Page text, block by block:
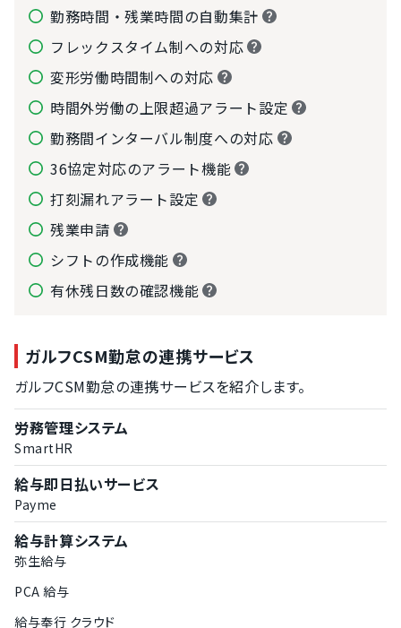
勤務時間・残業時間の自動集計
フレックスタイム制への対応
変形労働時間制への対応
時間外労働の上限超過アラート設定
勤務間インターバル制度への対応
36協定対応のアラート機能
打刻漏れアラート設定
残業申請
シフトの作成機能
有休残日数の確認機能
ガルフCSM勤怠の連携サービス
ガルフCSM勤怠の連携サービスを紹介します。
労務管理システム
SmartHR
給与即日払いサービス
Payme
給与計算システム
弥生給与
PCA 給与
給与奉行 クラウド